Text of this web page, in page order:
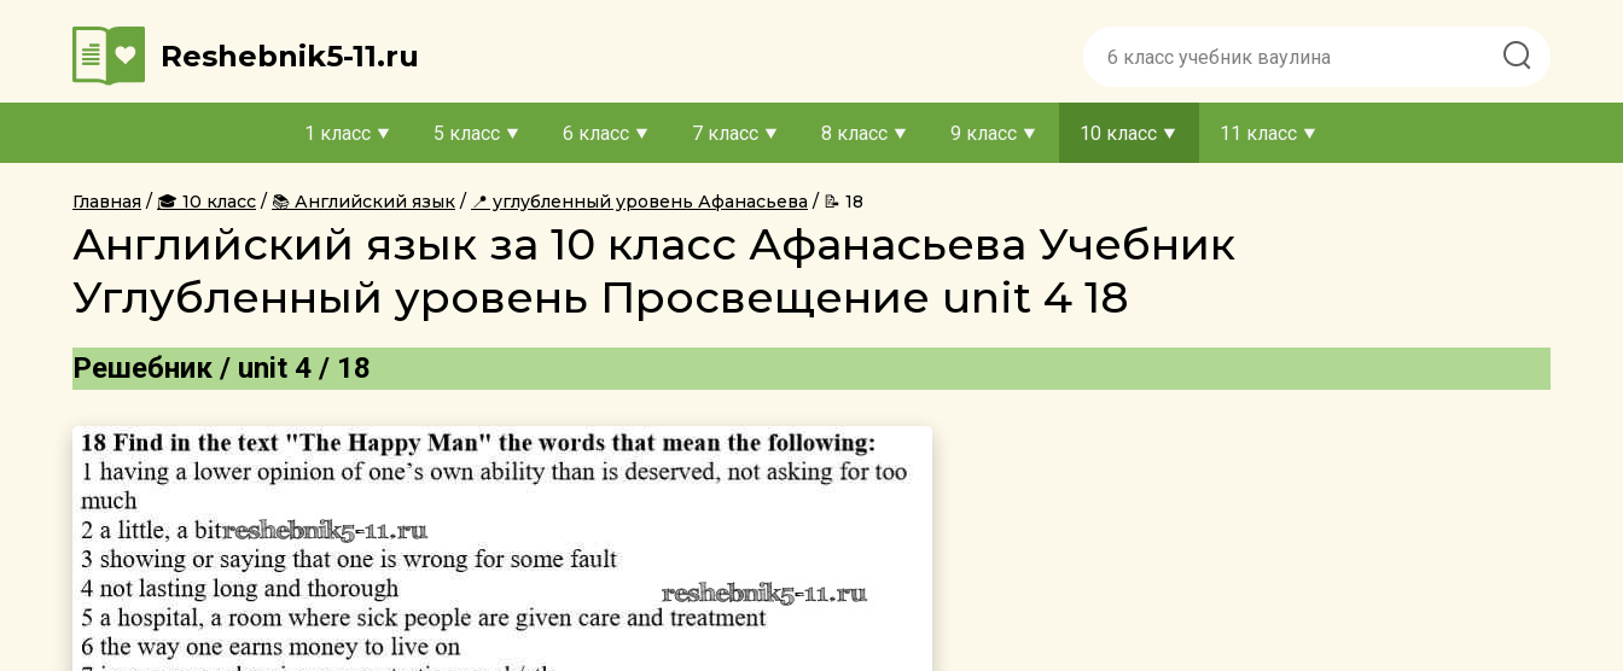
Reshebnik5-11.ru
1 класс 5 класс 6 класс 7 класс 8 класс 9 класс 10 класс 11 класс
Главная 🎓 10 класс 📚 Английский язык 📍 углубленный уровень Афанасьева 📝 18
Английский язык за 10 класс Афанасьева Учебник
Углубленный уровень Просвещение unit 4 18
Решебник / unit 4 / 18